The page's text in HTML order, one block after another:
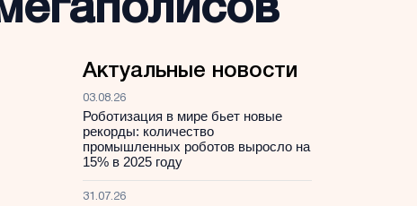
Актуальные новости
03.08.26
Роботизация в мире бьет новые
рекорды: количество
промышленных роботов выросло на
15% в 2025 году
31.07.26